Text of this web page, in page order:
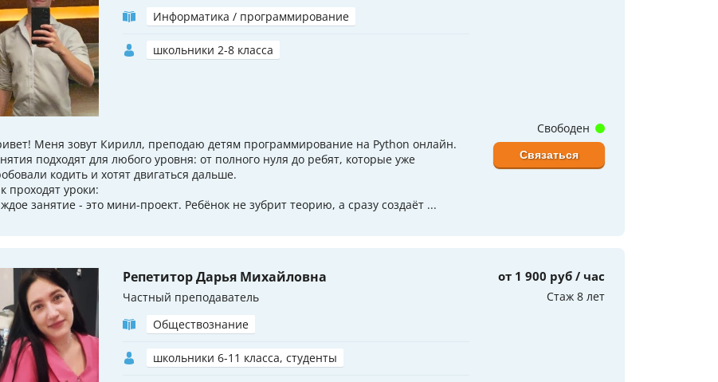
Информатика / программирование
школьники 2-8 класса
Меня зовут Кирилл, преподаю детям программирование на Python онлайн.
подходят для любого уровня: от полного нуля до ребят, которые уже
кодить и хотят двигаться дальше.
проходят уроки:
занятие - это мини-проект. Ребёнок не зубрит теорию, а сразу создаёт ...
Свободен
Связаться
Репетитор Дарья Михайловна
Частный преподаватель
Обществознание
школьники 6-11 класса, студенты
от 1 900 руб / час
Стаж 8 лет